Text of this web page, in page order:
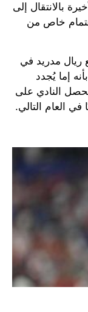
بالانتقال إلى
خاص من
ريال مدريد في
بأنه إما يُجدد
النادي على
العام التالي.